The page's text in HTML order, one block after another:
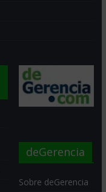
deGerencia
Sobre deGerencia